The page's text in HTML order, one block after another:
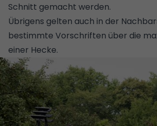
Schnitt gemacht werden.
Übrigens gelten auch in der
bestimmte Vorschriften über die
einer Hecke.